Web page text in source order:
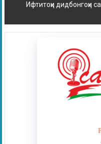
Ифтитоҳи дидбонгоҳи